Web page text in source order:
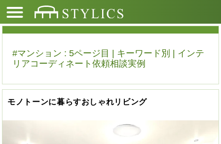
#マンション : 5ページ目 | キーワード別 | インテ
リアコーディネート依頼相談実例
モノトーンに暮らすおしゃれリビング